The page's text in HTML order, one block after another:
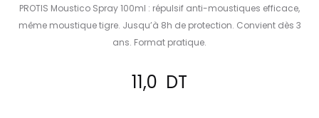
PROTIS Moustico Spray 100ml : répulsif anti-moustiques efficace,
même moustique tigre. Jusqu’à 8h de protection. Convient dès 3
ans. Format pratique.
11,0 DT